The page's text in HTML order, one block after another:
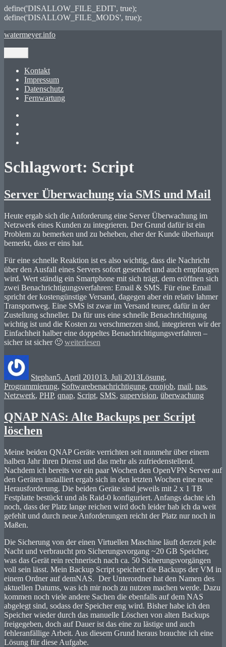
define('DISALLOW_FILE_EDIT', true);
define('DISALLOW_FILE_MODS', true);
Zum
watermeyer.info
Kontakt
Impressum
Datenschutz
Fernwartung
Schlagwort: Script
Server Überwachung via SMS und Mail
Heute ergab sich die Anforderung eine Server Überwachung im
Netzwerk eines Kunden zu integrieren. Der Grund dafür ist ein
Problem zu bemerken und zu beheben, eher der Kunde überhaupt
bemerkt, dass er eins hat.
Für eine schnelle Reaktion ist es also wichtig, dass die Nachricht
über den Ausfall eines Servers sofort gesendet und auch empfangen
wird. Wert ständig ein Smartphone mit sich trägt, dem eröffnen sich
zwei Benachrichtigungsverfahren: Email & SMS. Für eine Email
spricht der kostengünstige Versand, dagegen aber ein relativ lahmer
Transportweg. Eine SMS ist zwar im Versand teurer, dafür in der
Zustellung schneller. Da für uns eine schnelle Benachrichtigung
wichtig ist und die Kosten zu verschmerzen sind, integrieren wir der
Einfachheit halber eine doppeltes Benachrichtigungsverfahren –
sicher ist sicher 🙂 „Server
und
Mail“
weiterlesen
Stephan5. April 201013. Juli 2013Lösung,
Programmierung, SoftwareSchlagwörter
benachrichtigung, cronjob, mail, nas,
Netzwerk, PHP, qnap, Script, SMS, supervision, überwachung
QNAP NAS: Alte Backups per Script
löschen
Meine beiden QNAP Geräte verrichten seit nunmehr über einem
halben Jahr ihren Dienst und das mehr als zufriedenstellend.
Nachdem ich bereits vor ein paar Wochen den OpenVPN Server auf
den Geräten installiert ergab sich in den letzten Wochen eine neue
Herausforderung. Die beiden Geräte sind jeweils mit 2 x 1 TB
Festplatte bestückt und als Raid-0 konfiguriert. Anfangs dachte ich
noch, dass der Platz lange reichen wird doch leider hab ich da weit
gefehlt und durch neue Anforderungen reicht der Platz nur noch in
Maßen.
Die Sicherung von der einen Virtuellen Maschine läuft derzeit jede
Nacht und verbraucht pro Sicherungsvorgang ~20 GB Speicher,
was das Gerät rein rechnerisch nach ca. 50 Sicherungsvorgängen
voll sein lässt. Mein Backup Script speichert die Backups der VM in
einem Ordner auf demNAS. Der Unterordner hat den Namen des
aktuellen Datums, was ich mir noch zu nutzen machen werde. Dazu
kommen noch viele andere Sachen die ebenfalls auf dem NAS
abgelegt sind, sodass der Speicher eng wird. Bisher habe ich den
Speicher wieder durch das manuelle Löschen von alten Backups
freigegeben, doch auf Dauer ist das eine zu lästige und auch
fehleranfällige Arbeit. Aus diesem Grund heraus brauchte ich eine
Lösung für diese Aufgabe.